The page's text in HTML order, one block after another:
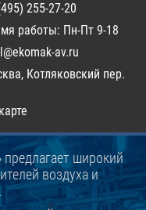
255-27-20
работы: Пн-Пт 9-18
av.ru
Котляковский пер.
предлагает широкий
воздуха и